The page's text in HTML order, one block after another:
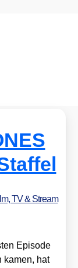
TV & Stream
Epi­so­de
kamen, hat